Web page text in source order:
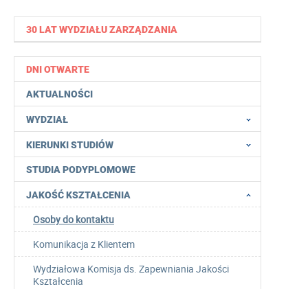
30 LAT WYDZIAŁU ZARZĄDZANIA
DNI OTWARTE
AKTUALNOŚCI
WYDZIAŁ
KIERUNKI STUDIÓW
STUDIA PODYPLOMOWE
JAKOŚĆ KSZTAŁCENIA
Osoby do kontaktu
Komunikacja z Klientem
Wydziałowa Komisja ds. Zapewniania Jakości
Kształcenia